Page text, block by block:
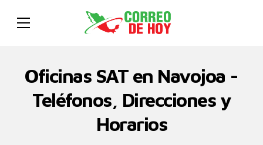
Oficinas SAT en Navojoa -
Teléfonos, Direcciones y
Horarios